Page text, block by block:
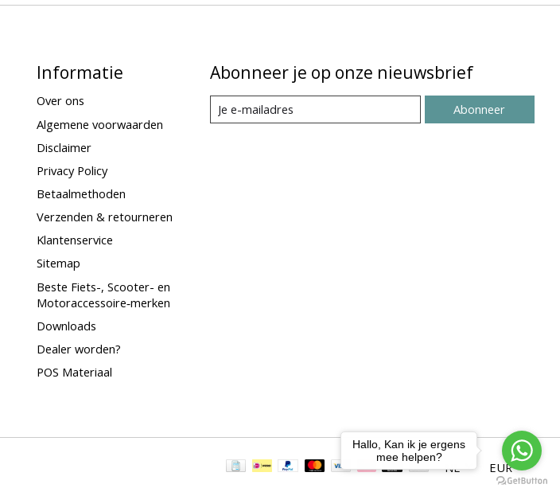
Informatie
Over ons
Algemene voorwaarden
Disclaimer
Privacy Policy
Betaalmethoden
Verzenden & retourneren
Klantenservice
Sitemap
Beste Fiets-, Scooter- en
Motoraccessoire‑merken
Downloads
Dealer worden?
POS Materiaal
Abonneer je op onze nieuwsbrief
Abonneer
NL EUR
Hallo, Kan ik je ergens
mee helpen?